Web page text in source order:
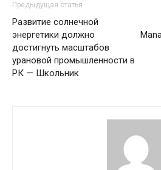
Предыдущая статья
Развитие солнечной
энергетики должно
достигнуть масштабов
урановой промышленности в
РК — Школьник